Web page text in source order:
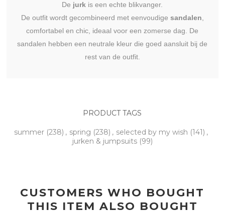
De jurk is een echte blikvanger.
De outfit wordt gecombineerd met eenvoudige sandalen
comfortabel en chic, ideaal voor een zomerse dag. De
sandalen hebben een neutrale kleur die goed aansluit bij de
rest van de outfit.
PRODUCT TAGS
summer (238) , spring (238) , selected by my wish (141) ,
jurken & jumpsuits (99)
CUSTOMERS WHO BOUGHT
THIS ITEM ALSO BOUGHT